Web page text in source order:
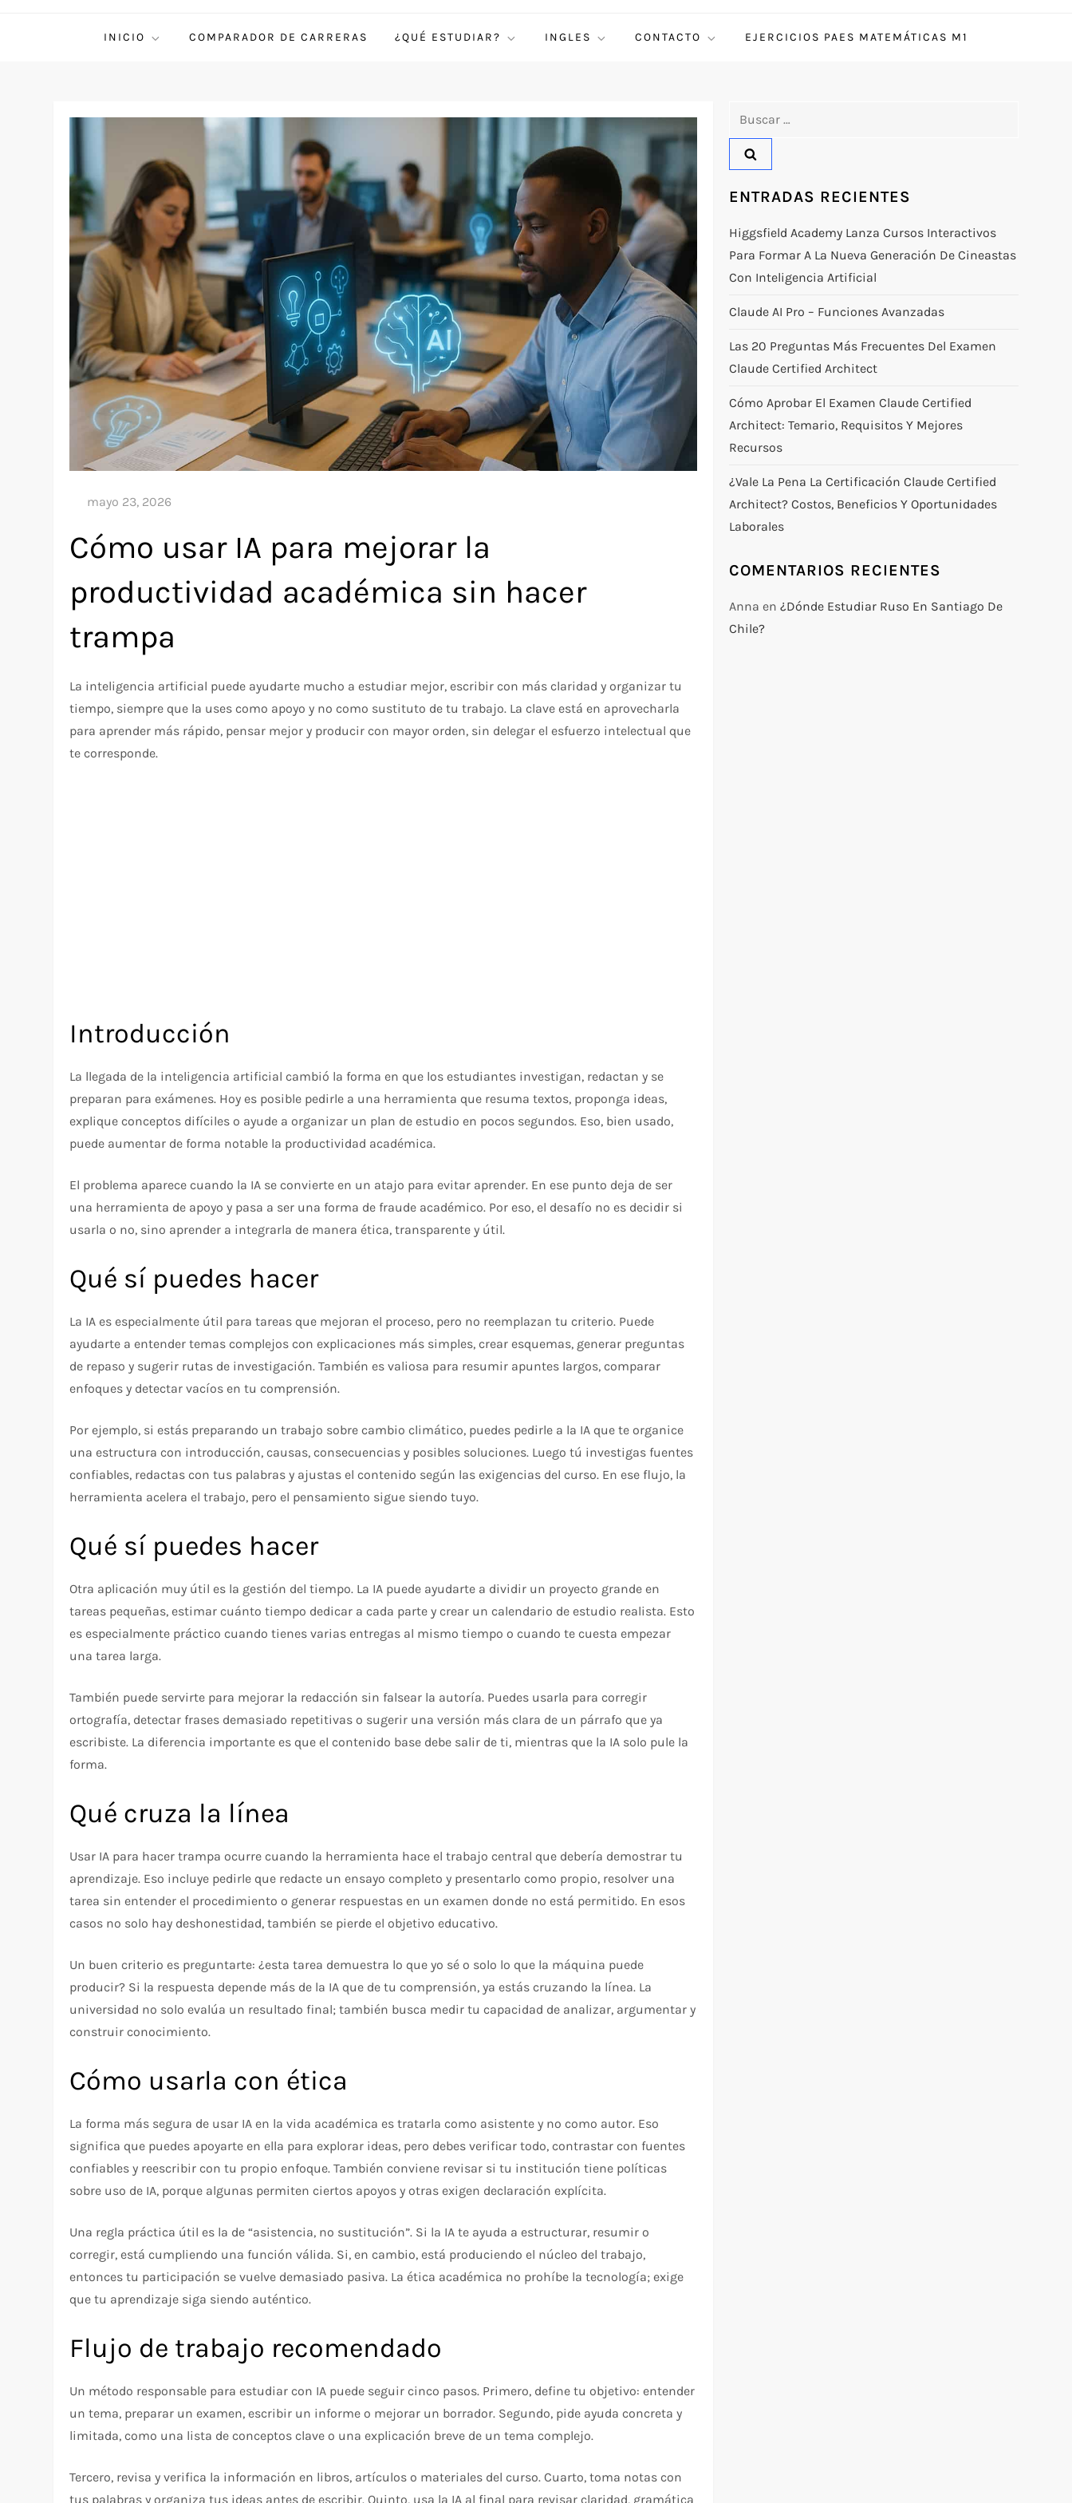
INICIO COMPARADOR DE CARRERAS ¿QUÉ ESTUDIAR? INGLES CONTACTO EJERCICIOS PAES MATEMÁTICAS M1
Cómo usar IA para mejorar la
productividad académica sin hacer
trampa
La inteligencia artificial puede ayudarte mucho a estudiar mejor, escribir con más claridad y organizar tu
tiempo, siempre que la uses como apoyo y no como sustituto de tu trabajo. La clave está en aprovecharla
para aprender más rápido, pensar mejor y producir con mayor orden, sin delegar el esfuerzo intelectual que
te corresponde.
Introducción
La llegada de la inteligencia artificial cambió la forma en que los estudiantes investigan, redactan y se
preparan para exámenes. Hoy es posible pedirle a una herramienta que resuma textos, proponga ideas,
explique conceptos difíciles o ayude a organizar un plan de estudio en pocos segundos. Eso, bien usado,
puede aumentar de forma notable la productividad académica.
El problema aparece cuando la IA se convierte en un atajo para evitar aprender. En ese punto deja de ser
una herramienta de apoyo y pasa a ser una forma de fraude académico. Por eso, el desafío no es decidir si
usarla o no, sino aprender a integrarla de manera ética, transparente y útil.
Qué sí puedes hacer
La IA es especialmente útil para tareas que mejoran el proceso, pero no reemplazan tu criterio. Puede
ayudarte a entender temas complejos con explicaciones más simples, crear esquemas, generar preguntas
de repaso y sugerir rutas de investigación. También es valiosa para resumir apuntes largos, comparar
enfoques y detectar vacíos en tu comprensión.
Por ejemplo, si estás preparando un trabajo sobre cambio climático, puedes pedirle a la IA que te organice
una estructura con introducción, causas, consecuencias y posibles soluciones. Luego tú investigas fuentes
confiables, redactas con tus palabras y ajustas el contenido según las exigencias del curso. En ese flujo, la
herramienta acelera el trabajo, pero el pensamiento sigue siendo tuyo.
Qué sí puedes hacer
Otra aplicación muy útil es la gestión del tiempo. La IA puede ayudarte a dividir un proyecto grande en
tareas pequeñas, estimar cuánto tiempo dedicar a cada parte y crear un calendario de estudio realista. Esto
es especialmente práctico cuando tienes varias entregas al mismo tiempo o cuando te cuesta empezar
una tarea larga.
También puede servirte para mejorar la redacción sin falsear la autoría. Puedes usarla para corregir
ortografía, detectar frases demasiado repetitivas o sugerir una versión más clara de un párrafo que ya
escribiste. La diferencia importante es que el contenido base debe salir de ti, mientras que la IA solo pule la
forma.
Qué cruza la línea
Usar IA para hacer trampa ocurre cuando la herramienta hace el trabajo central que debería demostrar tu
aprendizaje. Eso incluye pedirle que redacte un ensayo completo y presentarlo como propio, resolver una
tarea sin entender el procedimiento o generar respuestas en un examen donde no está permitido. En esos
casos no solo hay deshonestidad, también se pierde el objetivo educativo.
Un buen criterio es preguntarte: ¿esta tarea demuestra lo que yo sé o solo lo que la máquina puede
producir? Si la respuesta depende más de la IA que de tu comprensión, ya estás cruzando la línea. La
universidad no solo evalúa un resultado final; también busca medir tu capacidad de analizar, argumentar y
construir conocimiento.
Cómo usarla con ética
La forma más segura de usar IA en la vida académica es tratarla como asistente y no como autor. Eso
significa que puedes apoyarte en ella para explorar ideas, pero debes verificar todo, contrastar con fuentes
confiables y reescribir con tu propio enfoque. También conviene revisar si tu institución tiene políticas
sobre uso de IA, porque algunas permiten ciertos apoyos y otras exigen declaración explícita.
Una regla práctica útil es la de “asistencia, no sustitución”. Si la IA te ayuda a estructurar, resumir o
corregir, está cumpliendo una función válida. Si, en cambio, está produciendo el núcleo del trabajo,
entonces tu participación se vuelve demasiado pasiva. La ética académica no prohíbe la tecnología; exige
que tu aprendizaje siga siendo auténtico.
Flujo de trabajo recomendado
Un método responsable para estudiar con IA puede seguir cinco pasos. Primero, define tu objetivo: entender
un tema, preparar un examen, escribir un informe o mejorar un borrador. Segundo, pide ayuda concreta y
limitada, como una lista de conceptos clave o una explicación breve de un tema complejo.
Tercero, revisa y verifica la información en libros, artículos o materiales del curso. Cuarto, toma notas con
tus palabras y organiza tus ideas antes de escribir. Quinto, usa la IA al final para revisar claridad, gramática
ENTRADAS RECIENTES
Higgsfield Academy Lanza Cursos Interactivos
Para Formar A La Nueva Generación De Cineastas
Con Inteligencia Artificial
Claude AI Pro – Funciones Avanzadas
Las 20 Preguntas Más Frecuentes Del Examen
Claude Certified Architect
Cómo Aprobar El Examen Claude Certified
Architect: Temario, Requisitos Y Mejores
Recursos
¿Vale La Pena La Certificación Claude Certified
Architect? Costos, Beneficios Y Oportunidades
Laborales
COMENTARIOS RECIENTES
Anna en ¿Dónde Estudiar Ruso En Santiago De
Chile?